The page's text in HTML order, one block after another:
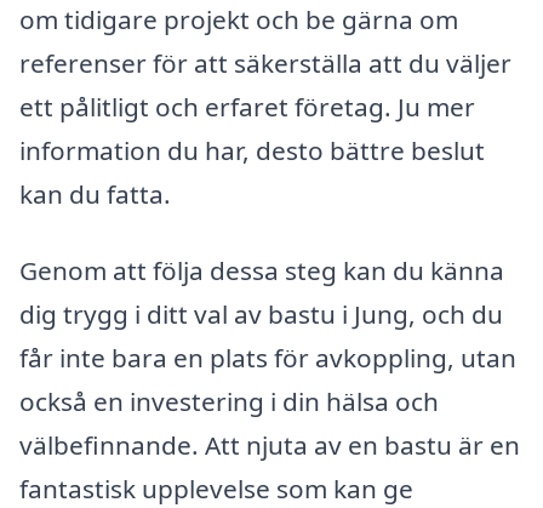
om tidigare projekt och be gärna om
referenser för att säkerställa att du väljer
ett pålitligt och erfaret företag. Ju mer
information du har, desto bättre beslut
kan du fatta.
Genom att följa dessa steg kan du känna
dig trygg i ditt val av bastu i Jung, och du
får inte bara en plats för avkoppling, utan
också en investering i din hälsa och
välbefinnande. Att njuta av en bastu är en
fantastisk upplevelse som kan ge